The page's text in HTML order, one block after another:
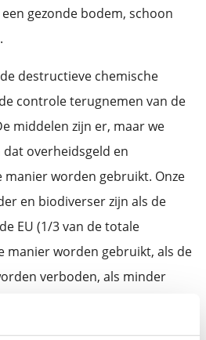
gezonde bodem, schoon
destructieve chemische
controle terugnemen van de
middelen zijn er, maar we
overheidsgeld en
manier worden gebruikt. Onze
en biodiverser zijn als de
EU (1/3 van de totale
manier worden gebruikt, als de
verboden, als minder
prijs betaalt die nu door de